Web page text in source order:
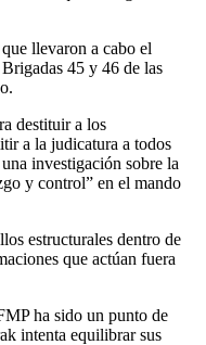
llevaron a cabo el
45 y 46 de las
destituir a los
a la judicatura a todos
investigación sobre la
y control” en el mando
estructurales dentro de
que actúan fuera
ha sido un punto de
intenta equilibrar sus